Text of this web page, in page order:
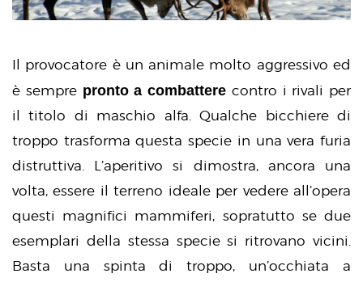
Il provocatore è un animale molto aggressivo ed
è sempre pronto a combattere contro i rivali per
il titolo di maschio alfa. Qualche bicchiere di
troppo trasforma questa specie in una vera furia
distruttiva. L’aperitivo si dimostra, ancora una
volta, essere il terreno ideale per vedere all’opera
questi magnifici mammiferi, sopratutto se due
esemplari della stessa specie si ritrovano vicini.
Basta una spinta di troppo, un’occhiata a